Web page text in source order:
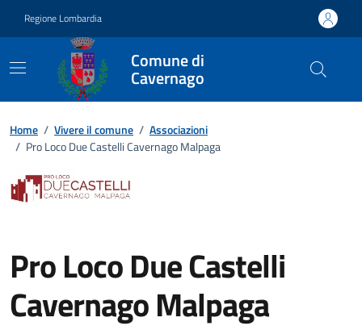
Regione Lombardia
Comune di
Cavernago
Home / Vivere il comune / Associazioni
/ Pro Loco Due Castelli Cavernago Malpaga
Pro Loco Due Castelli
Cavernago Malpaga